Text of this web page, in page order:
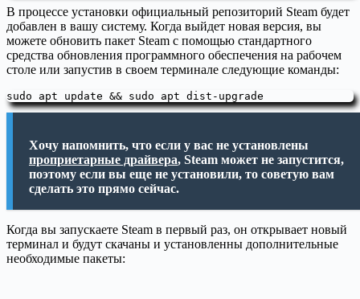
В процессе установки официальный репозиторий Steam будет
добавлен в вашу систему. Когда выйдет новая версия, вы
можете обновить пакет Steam с помощью стандартного
средства обновления программного обеспечения на рабочем
столе или запустив в своем терминале следующие команды:
sudo apt update && sudo apt dist-upgrade
Хочу напомнить, что если у вас не установлены
проприетарные драйвера, Steam может не запустится,
поэтому если вы еще не установили, то советую вам
сделать это прямо сейчас.
Когда вы запускаете Steam в первый раз, он открывает новый
терминал и будут скачаны и установленны дополнительные
необходимые пакеты: